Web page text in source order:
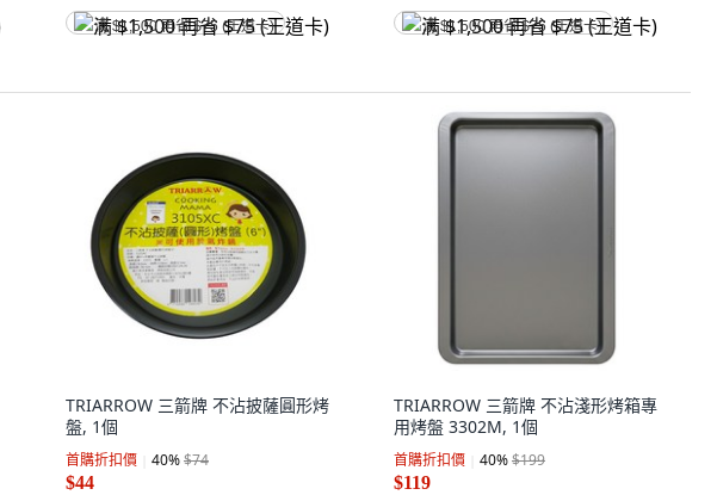
满 $1,500 再省 $75 (王道卡) 满 $1,500 再省 $75 (王道卡)
TRIARROW 三箭牌 不沾披薩圓形烤
盤, 1個
首購折扣價 40%$74
$44
TRIARROW 三箭牌 不沾淺形烤箱專
用烤盤 3302M, 1個
首購折扣價 40%$199
$119